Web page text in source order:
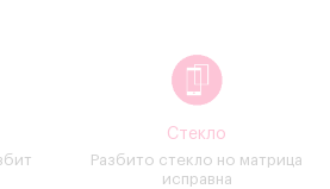
экране появились черные пятна и
передается с искажениями, видео
весь модуль в сборе. Если же
легким испугом – на экране
и потертости, поможет замена
Стекло
Разбито стекло но матрица
исправна